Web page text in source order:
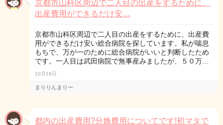
京都市山科区周辺で二人目の出産をするために、
出産費用ができるだけ安…
京都市山科区周辺で二人目の出産をするために、出産費
用ができるだけ安い総合病院を探しています。私が喘息
もちで、万が一のために総合病院がいいと判断したため
です。一人目は武田病院で無事産みましたが、５０万…
10月16日
まりりんまりー
都内の出産費用?分娩費用についてです!初マタで